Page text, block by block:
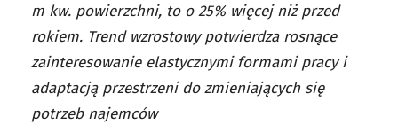
m kw. powierzchni, to o 25% więcej niż przed
rokiem. Trend wzrostowy potwierdza rosnące
zainteresowanie elastycznymi formami pracy i
adaptacją przestrzeni do zmieniających się
potrzeb najemców